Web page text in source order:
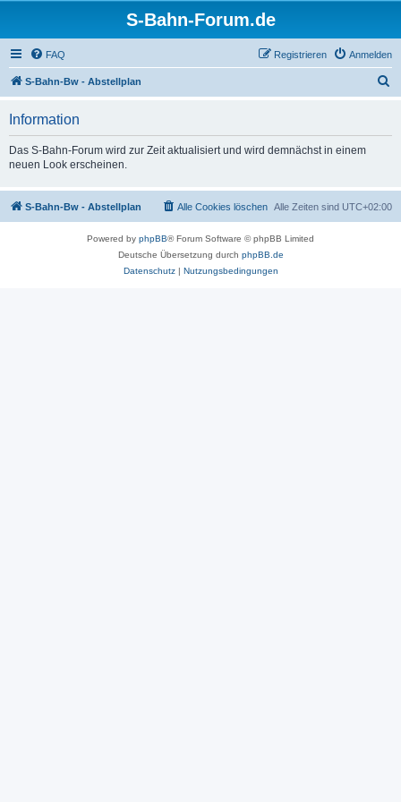
S-Bahn-Forum.de
FAQ Anmelden
Registrieren
S-Bahn-Bw - Abstellplan
Information
Das S-Bahn-Forum wird zur Zeit aktualisiert und wird demnächst in einem
neuen Look erscheinen.
S-Bahn-Bw - Abstellplan Alle Zeiten sind UTC+02:00
Alle Cookies löschen
Powered by phpBB® Forum Software © phpBB Limited
Deutsche Übersetzung durch phpBB.de
Datenschutz| Nutzungsbedingungen